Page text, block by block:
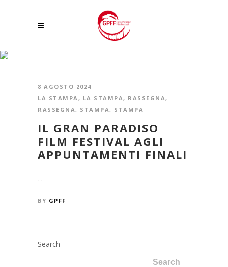
8 AGOSTO 2024
LA STAMPA, LA STAMPA, RASSEGNA,
RASSEGNA, STAMPA, STAMPA
IL GRAN PARADISO
FILM FESTIVAL AGLI
APPUNTAMENTI FINALI
...
BY GPFF
Search
Search